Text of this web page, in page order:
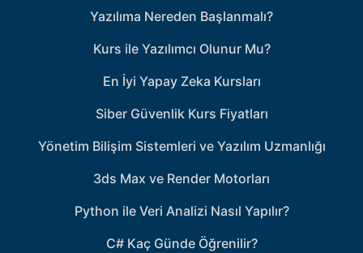
Yazılıma Nereden Başlanmalı?
Kurs ile Yazılımcı Olunur Mu?
En İyi Yapay Zeka Kursları
Siber Güvenlik Kurs Fiyatları
Yönetim Bilişim Sistemleri ve Yazılım Uzmanlığı
3ds Max ve Render Motorları
Python ile Veri Analizi Nasıl Yapılır?
C# Kaç Günde Öğrenilir?